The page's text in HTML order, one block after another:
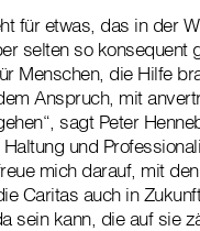
für etwas, das in der
selten so konsequent
Menschen, die Hilfe
Anspruch, mit
sagt Peter
und
mich darauf, mit
Caritas auch in
sein kann, die auf sie